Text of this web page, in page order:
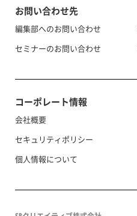
お問い合わせ先
編集部へのお問い合わせ
セミナーのお問い合わせ
コーポレート情報
会社概要
セキュリティポリシー
個人情報について